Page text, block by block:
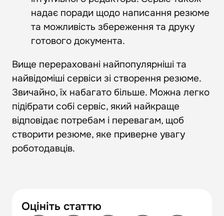
надає поради щодо написання резюме
та можливість збереження та друку
готового документа.
Вище перераховані найпопулярніші та
найвідоміші сервіси зі створення резюме.
Звичайно, їх набагато більше. Можна легко
підібрати собі сервіс, який найкраще
відповідає потребам і перевагам, щоб
створити резюме, яке приверне увагу
роботодавців.
Оцініть статтю